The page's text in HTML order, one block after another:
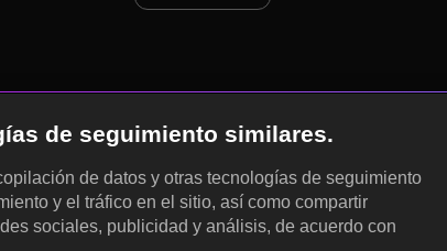
de seguimiento similares.
de datos y otras tecnologías de seguimiento
y el tráfico en el sitio, así como compartir
sociales, publicidad y análisis, de acuerdo con